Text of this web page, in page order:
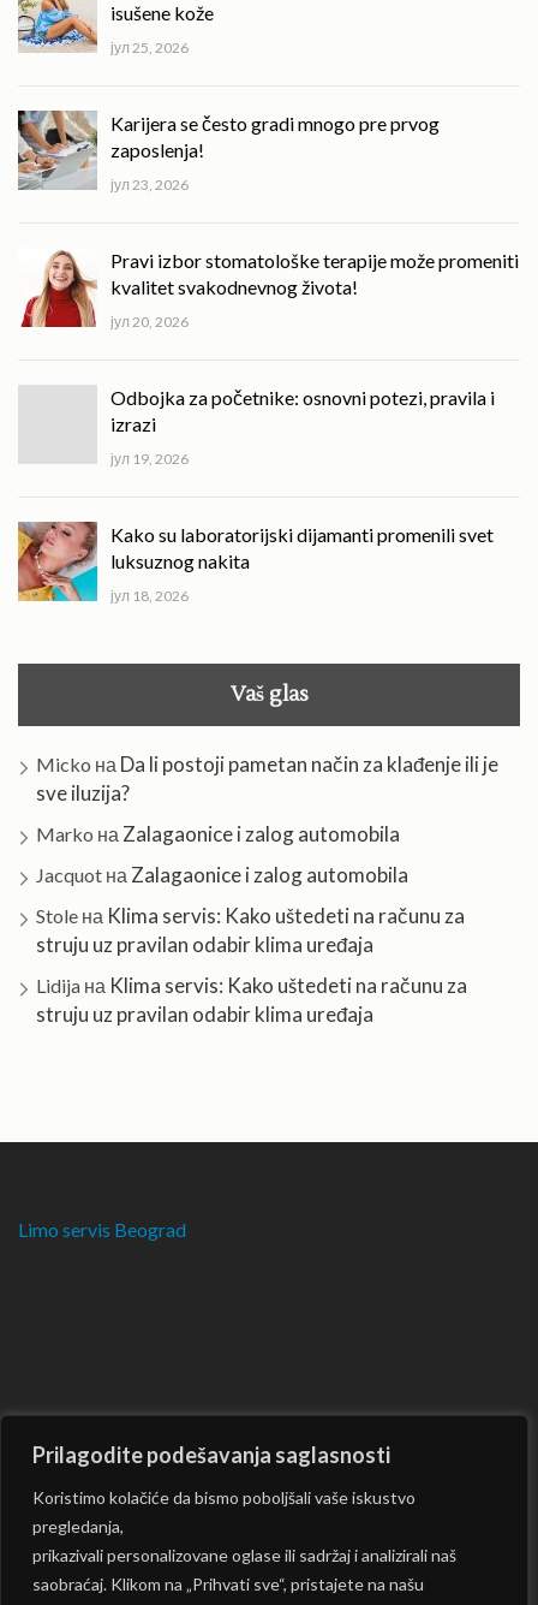
Prilagodite podešavanja saglasnosti
Koristimo kolačiće da bismo poboljšali vaše iskustvo
pregledanja,
prikazivali personalizovane oglase ili sadržaj i analizirali naš
saobraćaj. Klikom na „Prihvati sve“, pristajete na našu
isušene kože
јул 25, 2026
Karijera se često gradi mnogo pre prvog
zaposlenja!
јул 23, 2026
Pravi izbor stomatološke terapije može promeniti
kvalitet svakodnevnog života!
јул 20, 2026
Odbojka za početnike: osnovni potezi, pravila i
izrazi
јул 19, 2026
Kako su laboratorijski dijamanti promenili svet
luksuznog nakita
јул 18, 2026
Vaš glas
Micko на Da li postoji pametan način za klađenje ili je
sve iluzija?
Marko на Zalagaonice i zalog automobila
Jacquot на Zalagaonice i zalog automobila
Stole на Klima servis: Kako uštedeti na računu za
struju uz pravilan odabir klima uređaja
Lidija на Klima servis: Kako uštedeti na računu za
struju uz pravilan odabir klima uređaja
Limo servis Beograd